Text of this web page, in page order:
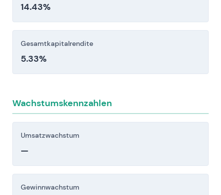
14.43%
Gesamtkapitalrendite
5.33%
Wachstumskennzahlen
Umsatzwachstum
—
Gewinnwachstum